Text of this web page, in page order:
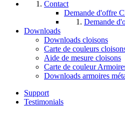
Contact
Demande d'offre
Demande
Downloads
Downloads cloisons
Carte de couleurs
Aide de mesure cloisons
Carte de couleur
Downloads armoires
Support
Testimonials